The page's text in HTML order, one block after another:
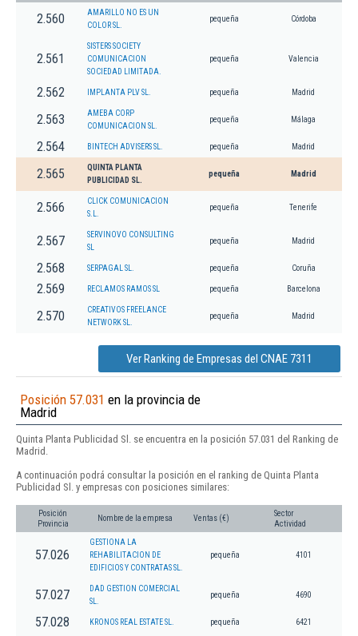
2.560
AMARILLO NO ES UN
COLOR SL.
pequeña Córdoba
2.561
SISTERS SOCIETY
COMUNICACION
SOCIEDAD LIMITADA.
pequeña Valencia
2.562 IMPLANTA PLV SL. pequeña Madrid
2.563
AMEBA CORP
COMUNICACION SL.
pequeña Málaga
2.564 BINTECH ADVISERS SL. pequeña Madrid
2.565
QUINTA PLANTA
PUBLICIDAD SL.
pequeña Madrid
2.566
CLICK COMUNICACION
S.L.
pequeña Tenerife
2.567
SERVINOVO CONSULTING
SL
pequeña Madrid
2.568 SERPAGAL SL. pequeña Coruña
2.569 RECLAMOS RAMOS SL pequeña Barcelona
2.570
CREATIVOS FREELANCE
NETWORK SL.
pequeña Madrid
Ver Ranking de Empresas del CNAE 7311
Posición 57.031 en la provincia de
Madrid
Quinta Planta Publicidad Sl. se encuentra en la posición 57.031 del Ranking de
Madrid.
A continuación podrá consultar la posición en el ranking de Quinta Planta
Publicidad Sl. y empresas con posiciones similares:
Posición
Provincia
Nombre de la empresa Ventas (€)
Sector
Actividad
57.026
GESTIONA LA
REHABILITACION DE
EDIFICIOS Y CONTRATAS SL.
pequeña 4101
57.027
DAD GESTION COMERCIAL
SL.
pequeña 4690
57.028 KRONOS REAL ESTATE SL. pequeña 6421